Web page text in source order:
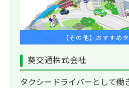
【その他】おすすめ
葵交通株式会社
タクシードライバーとして働